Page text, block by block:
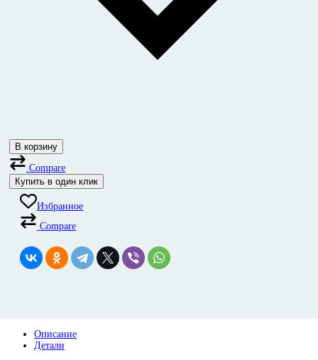
В корзину
Compare
Купить в один клик
Избранное
Compare
Описание
Детали